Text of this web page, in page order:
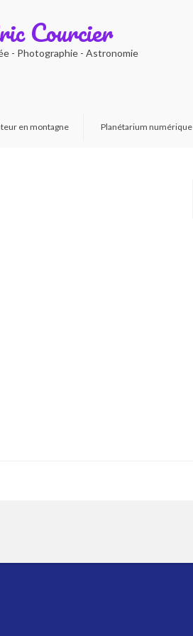
Courcier
- Photographie - Astronomie
en montagne Planétarium numérique